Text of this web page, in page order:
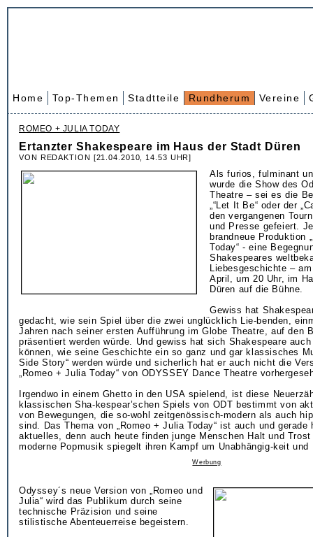
Home Top-Themen Stadtteile Rundherum Vereine
ROMEO + JULIA TODAY
Ertanzter Shakespeare im Haus der Stadt Düren
VON REDAKTION [21.04.2010, 14.53 UHR]
Als furios, fulminant
wurde die Show des
Theatre – sei es die
„“Let It Be“ oder der
den vergangenen
und Presse gefeiert.
brandneue Produktion
Today“ - eine
Shakespeares
Liebesgeschichte –
April, um 20 Uhr, im
Düren auf die Bühne.
Gewiss hat
gedacht, wie sein Spiel über die zwei unglücklich Lie-benden,
Jahren nach seiner ersten Aufführung im Globe Theatre, auf den
präsentiert werden würde. Und gewiss hat sich Shakespeare
können, wie seine Geschichte ein so ganz und gar klassisches
Side Story“ werden würde und sicherlich hat er auch nicht die
„Romeo + Julia Today“ von ODYSSEY Dance Theatre
Irgendwo in einem Ghetto in den USA spielend, ist diese
klassischen Sha-kespear’schen Spiels von ODT bestimmt von
von Bewegungen, die so-wohl zeitgenössisch-modern als auch
sind. Das Thema von „Romeo + Julia Today“ ist auch und gerade
aktuelles, denn auch heute finden junge Menschen Halt und
moderne Popmusik spiegelt ihren Kampf um Unabhängig-keit und
Werbung
Odyssey´s neue Version von „Romeo und
Julia“ wird das Publikum durch seine
technische Präzision und seine
stilistische Abenteuerreise begeistern.